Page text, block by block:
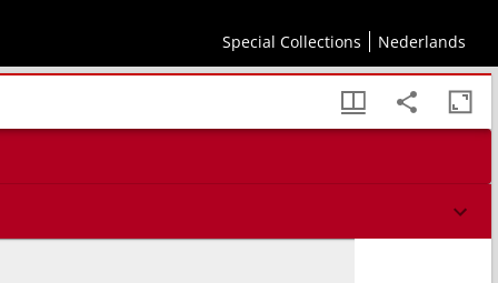
Special Collections Nederlands